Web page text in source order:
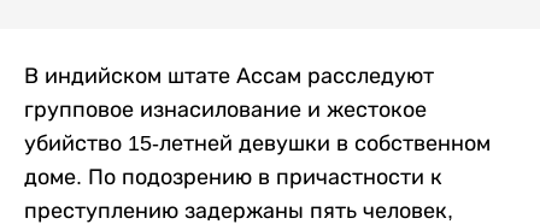
В индийском штате Ассам расследуют
групповое изнасилование и жестокое
убийство 15-летней девушки в собственном
доме. По подозрению в причастности к
преступлению задержаны пять человек,